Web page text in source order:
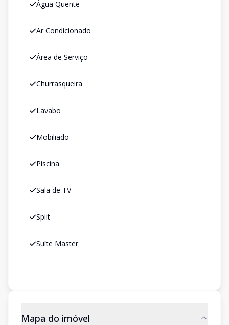
Água Quente
Ar Condicionado
Área de Serviço
Churrasqueira
Lavabo
Mobiliado
Piscina
Sala de TV
Split
Suíte Master
Mapa do imóvel